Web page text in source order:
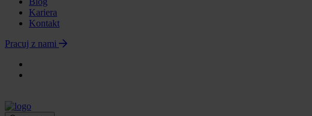
Kariera
Kontakt
Pracuj z nami